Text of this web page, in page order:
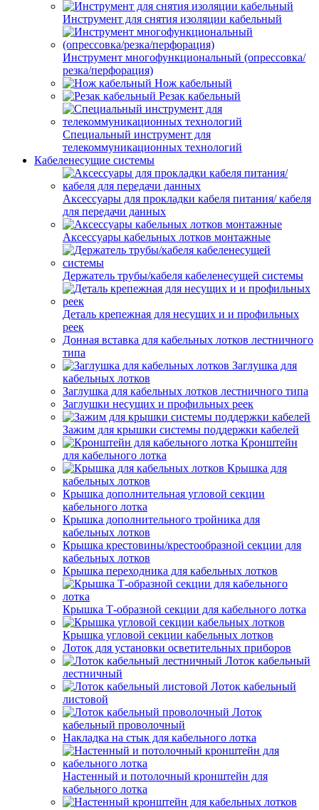
Инструмент для снятия изоляции кабельный
Инструмент многофункциональный (опрессовка/
резка/перфорация)
Нож кабельный
Резак кабельный
Специальный инструмент для
телекоммуникационных технологий
Кабеленесущие системы
Аксессуары для прокладки кабеля питания/ кабеля
для передачи данных
Аксессуары кабельных лотков монтажные
Держатель трубы/кабеля кабеленесущей системы
Деталь крепежная для несущих и и профильных
реек
Донная вставка для кабельных лотков лестничного
типа
Заглушка для
кабельных лотков
Заглушка для кабельных лотков лестничного типа
Заглушки несущих и профильных реек
Зажим для крышки системы поддержки кабелей
Кронштейн
для кабельного лотка
Крышка для
кабельных лотков
Крышка дополнительная угловой секции
кабельного лотка
Крышка дополнительного тройника для
кабельных лотков
Крышка крестовины/крестообразной секции для
кабельных лотков
Крышка переходника для кабельных лотков
Крышка Т-образной секции для кабельного лотка
Крышка угловой секции кабельных лотков
Лоток для установки осветительных приборов
Лоток кабельный
лестничный
Лоток кабельный
листовой
Лоток
кабельный проволочный
Накладка на стык для кабельного лотка
Настенный и потолочный кронштейн для
кабельного лотка